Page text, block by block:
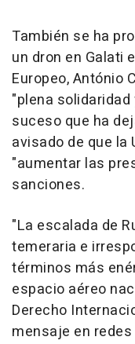
También se ha
un dron en Galati
Europeo, António
"plena solidaridad
suceso que ha
avisado de que la
"aumentar las
sanciones.
"La escalada de
temeraria e
términos más
espacio aéreo
Derecho
mensaje en